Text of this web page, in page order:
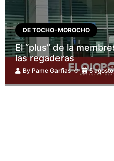
DE TOCHO-MOROCHO
El “plus” de la
las regaderas
By Pame Garfias 5